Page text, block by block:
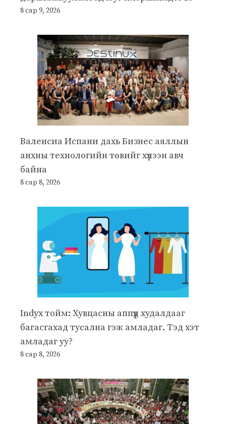
8 сар 9, 2026
Валенсиа Испани дахь Бизнес аяллын
анхны технологийн төвийг хүлээн авч
байна
8 сар 8, 2026
Indyx тойм: Хувцасны аппүүд худалдааг
багасгахад тусална гэж амладаг. Тэд хэт
амладаг уу?
8 сар 8, 2026